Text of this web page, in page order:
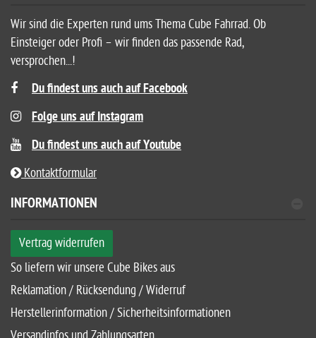
Wir sind die Experten rund ums Thema Cube Fahrrad. Ob
Einsteiger oder Profi – wir finden das passende Rad,
versprochen...!
Du findest uns auch auf Facebook
Folge uns auf Instagram
Du findest uns auch auf Youtube
Kontaktformular
INFORMATIONEN
Vertrag widerrufen
So liefern wir unsere Cube Bikes aus
Reklamation / Rücksendung / Widerruf
Herstellerinformation / Sicherheitsinformationen